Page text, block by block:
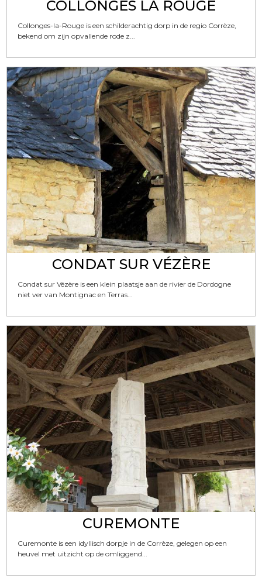
COLLONGES LA ROUGE
Collonges-la-Rouge is een schilderachtig dorp in de regio Corrèze,
bekend om zijn opvallende rode z...
CONDAT SUR VÉZÈRE
Condat sur Vézère is een klein plaatsje aan de rivier de Dordogne
niet ver van Montignac en Terras...
CUREMONTE
Curemonte is een idyllisch dorpje in de Corrèze, gelegen op een
heuvel met uitzicht op de omliggend...